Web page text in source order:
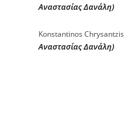
Αναστασίας Δανάλη)
Konstantinos Chrysantzis
Αναστασίας Δανάλη)